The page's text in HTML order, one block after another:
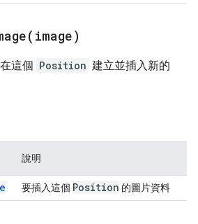
image)
這個 Position 建立並插入新的
說明
要插入這個 Position 的圖片資料